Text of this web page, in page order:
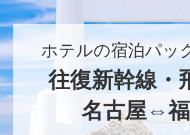
ホテルの宿泊パッ
往復新幹線・
名古屋⇔福